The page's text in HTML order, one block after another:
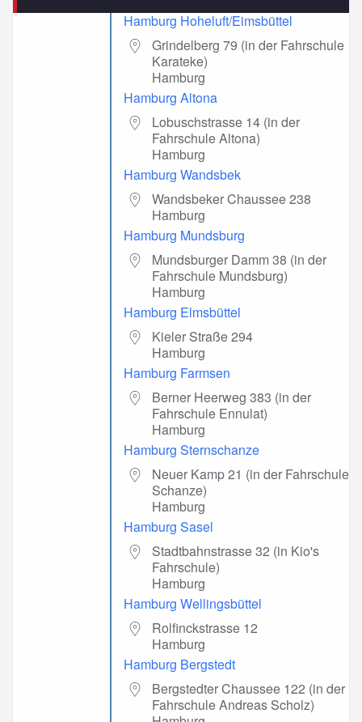
Hamburg Hoheluft/Eimsbüttel
Grindelberg 79 (in der Fahrschule
Karateke)
Hamburg
Hamburg Altona
Lobuschstrasse 14 (in der
Fahrschule Altona)
Hamburg
Hamburg Wandsbek
Wandsbeker Chaussee 238
Hamburg
Hamburg Mundsburg
Mundsburger Damm 38 (in der
Fahrschule Mundsburg)
Hamburg
Hamburg Elmsbüttel
Kieler Straße 294
Hamburg
Hamburg Farmsen
Berner Heerweg 383 (in der
Fahrschule Ennulat)
Hamburg
Hamburg Sternschanze
Neuer Kamp 21 (in der Fahrschule
Schanze)
Hamburg
Hamburg Sasel
Stadtbahnstrasse 32 (in Kio's
Fahrschule)
Hamburg
Hamburg Wellingsbüttel
Rolfinckstrasse 12
Hamburg
Hamburg Bergstedt
Bergstedter Chaussee 122 (in der
Fahrschule Andreas Scholz)